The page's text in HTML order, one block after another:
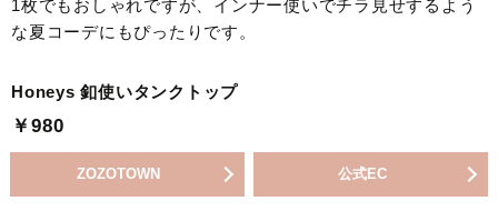
1枚でもおしゃれですが、インナー使いでチラ見せするよう
な夏コーデにもぴったりです。
Honeys 釦使いタンクトップ
￥980
ZOZOTOWN 公式EC